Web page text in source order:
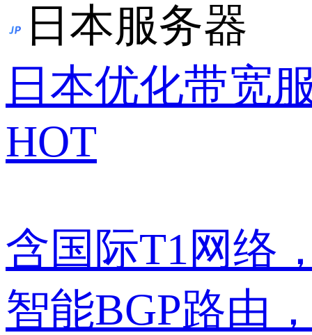
日本服务器
日本优化带宽
HOT
含国际T1网络
智能BGP路由